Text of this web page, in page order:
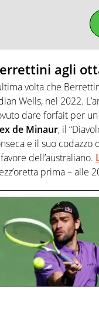
agli
volta che
Wells, nel 2022.
dare forfait per
de Minaur, il
e il suo
dell’australiano.
prima – alle